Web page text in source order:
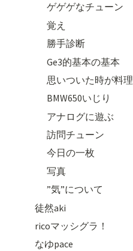
ゲゲゲなチューン
覚え
勝手診断
Ge3的基本の基本
思いついた時が料理
BMW650いじり
アナログに遊ぶ
訪問チューン
今日の一枚
写真
”気”について
徒然aki
ricoマッシグラ！
なゆpace